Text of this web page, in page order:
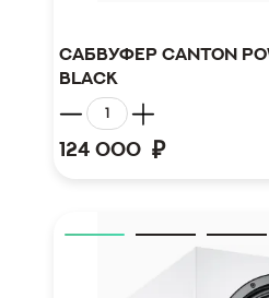
Сабвуфер Canton
black
124 000 ₽